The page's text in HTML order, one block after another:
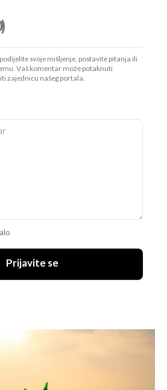
svoje mišljenje, postavite pitanja ili
Vaš komentar može potaknuti
zajednicu našeg portala.
Prijavite se
NOTIFIKACIJE